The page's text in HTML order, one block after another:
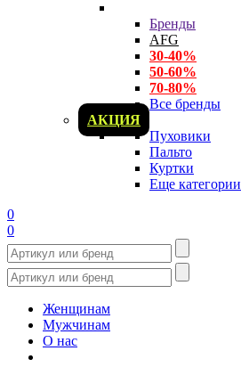
Бренды
AFG
30-40%
50-60%
70-80%
Все бренды
АКЦИЯ
Пуховики
Пальто
Куртки
Еще категории
0
0
Женщинам
Мужчинам
О нас